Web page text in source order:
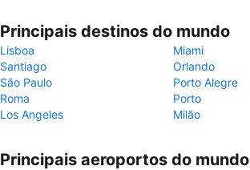
Principais destinos do mundo
Lisboa
Miami
Santiago
Orlando
São Paulo
Porto Alegre
Roma
Porto
Los Angeles
Milão
Principais aeroportos do mundo